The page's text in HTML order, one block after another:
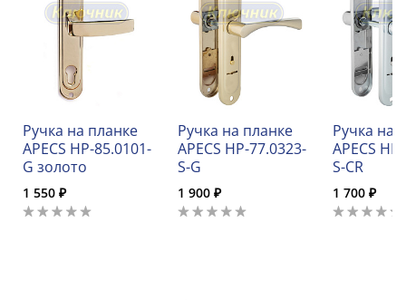
Ручка на планке
APECS HP-85.0101-
G золото
1 550 ₽
Ручка на планке
APECS HP-77.0323-
S-G
1 900 ₽
Ручка на
APECS
S-CR
1 700 ₽